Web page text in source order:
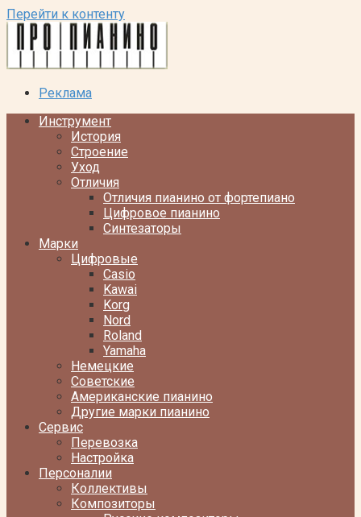
Перейти к контенту
Реклама
Инструмент
История
Строение
Уход
Отличия
Отличия пианино от фортепиано
Цифровое пианино
Синтезаторы
Марки
Цифровые
Casio
Kawai
Korg
Nord
Roland
Yamaha
Немецкие
Советские
Американские пианино
Другие марки пианино
Сервис
Перевозка
Настройка
Персоналии
Коллективы
Композиторы